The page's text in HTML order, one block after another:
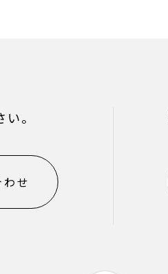
。
せ